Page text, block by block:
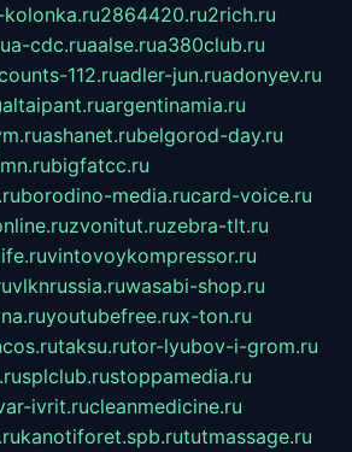
2864420.ru2rich.ru
a-cdc.ruaalse.rua380club.ru
112.ruadler-jun.ruadonyev.ru
altaipant.ruargentinamia.ru
ashanet.rubelgorod-day.ru
bigfatcc.ru
borodino-media.rucard-voice.ru
zvonitut.ruzebra-tlt.ru
vintovoykompressor.ru
vlknrussia.ruwasabi-shop.ru
youtubefree.rux-ton.ru
taksu.rutor-lyubov-i-grom.ru
splclub.rustoppamedia.ru
ivrit.rucleanmedicine.ru
kanotiforet.spb.rututmassage.ru